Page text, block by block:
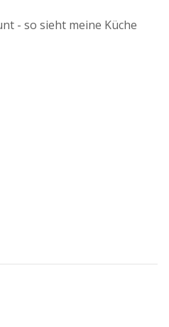
- so sieht meine Küche